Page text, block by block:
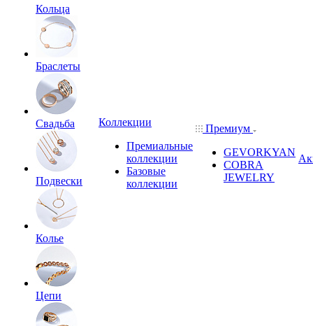
Кольца
Браслеты
Свадьба
Подвески
Колье
Цепи
Коллекции
Премиальные
коллекции
Базовые
коллекции
Премиум
GEVORKYAN
COBRA
JEWELRY